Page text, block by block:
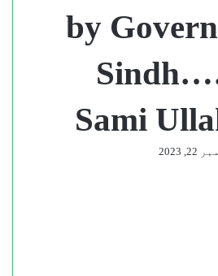
by
Sami
2023